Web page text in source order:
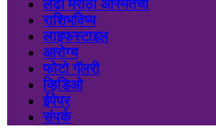
लढा मराठी अस्मितेचा
राशिभविष्य
लाइफस्टाइल
आरोग्य
फोटो गॅलरी
व्हिडिओ
ईपेपर
संपर्क